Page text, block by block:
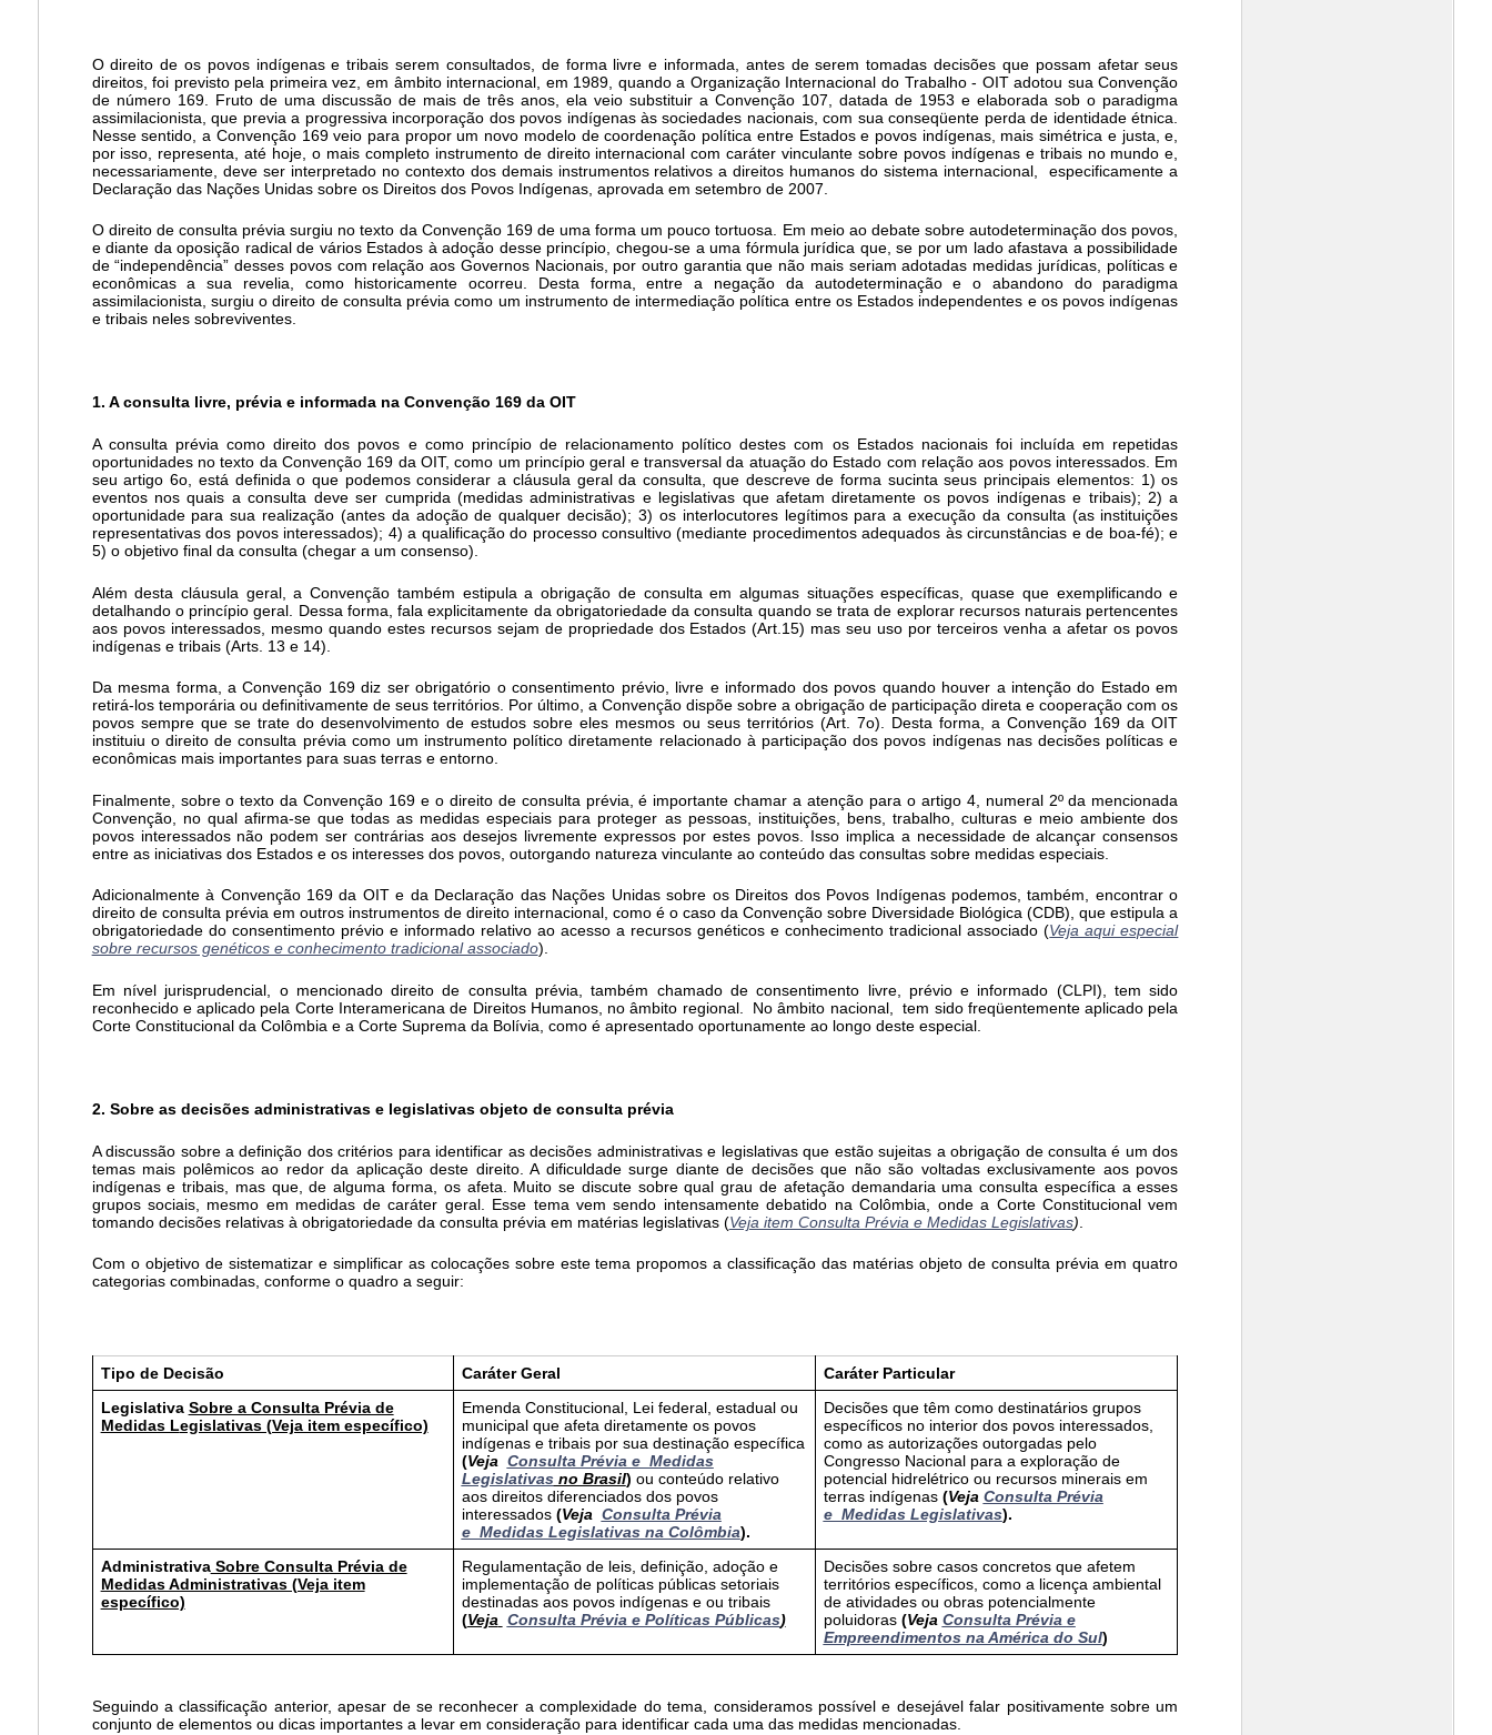
O direito de os povos indígenas e tribais serem consultados, de forma livre e informada, antes de serem tomadas decisões que possam afetar seus
direitos, foi previsto pela primeira vez, em âmbito internacional, em 1989, quando a Organização Internacional do Trabalho - OIT adotou sua Convenção
de número 169. Fruto de uma discussão de mais de três anos, ela veio substituir a Convenção 107, datada de 1953 e elaborada sob o paradigma
assimilacionista, que previa a progressiva incorporação dos povos indígenas às sociedades nacionais, com sua conseqüente perda de identidade étnica.
Nesse sentido, a Convenção 169 veio para propor um novo modelo de coordenação política entre Estados e povos indígenas, mais simétrica e justa, e,
por isso, representa, até hoje, o mais completo instrumento de direito internacional com caráter vinculante sobre povos indígenas e tribais no mundo e,
necessariamente, deve ser interpretado no contexto dos demais instrumentos relativos a direitos humanos do sistema internacional, especificamente a
Declaração das Nações Unidas sobre os Direitos dos Povos Indígenas, aprovada em setembro de 2007.
O direito de consulta prévia surgiu no texto da Convenção 169 de uma forma um pouco tortuosa. Em meio ao debate sobre autodeterminação dos povos,
e diante da oposição radical de vários Estados à adoção desse princípio, chegou-se a uma fórmula jurídica que, se por um lado afastava a possibilidade
de “independência” desses povos com relação aos Governos Nacionais, por outro garantia que não mais seriam adotadas medidas jurídicas, políticas e
econômicas a sua revelia, como historicamente ocorreu. Desta forma, entre a negação da autodeterminação e o abandono do paradigma
assimilacionista, surgiu o direito de consulta prévia como um instrumento de intermediação política entre os Estados independentes e os povos indígenas
e tribais neles sobreviventes.
1. A consulta livre, prévia e informada na Convenção 169 da OIT
A consulta prévia como direito dos povos e como princípio de relacionamento político destes com os Estados nacionais foi incluída em repetidas
oportunidades no texto da Convenção 169 da OIT, como um princípio geral e transversal da atuação do Estado com relação aos povos interessados. Em
seu artigo 6o, está definida o que podemos considerar a cláusula geral da consulta, que descreve de forma sucinta seus principais elementos: 1) os
eventos nos quais a consulta deve ser cumprida (medidas administrativas e legislativas que afetam diretamente os povos indígenas e tribais); 2) a
oportunidade para sua realização (antes da adoção de qualquer decisão); 3) os interlocutores legítimos para a execução da consulta (as instituições
representativas dos povos interessados); 4) a qualificação do processo consultivo (mediante procedimentos adequados às circunstâncias e de boa-fé); e
5) o objetivo final da consulta (chegar a um consenso).
Além desta cláusula geral, a Convenção também estipula a obrigação de consulta em algumas situações específicas, quase que exemplificando e
detalhando o princípio geral. Dessa forma, fala explicitamente da obrigatoriedade da consulta quando se trata de explorar recursos naturais pertencentes
aos povos interessados, mesmo quando estes recursos sejam de propriedade dos Estados (Art.15) mas seu uso por terceiros venha a afetar os povos
indígenas e tribais (Arts. 13 e 14).
Da mesma forma, a Convenção 169 diz ser obrigatório o consentimento prévio, livre e informado dos povos quando houver a intenção do Estado em
retirá-los temporária ou definitivamente de seus territórios. Por último, a Convenção dispõe sobre a obrigação de participação direta e cooperação com os
povos sempre que se trate do desenvolvimento de estudos sobre eles mesmos ou seus territórios (Art. 7o). Desta forma, a Convenção 169 da OIT
instituiu o direito de consulta prévia como um instrumento político diretamente relacionado à participação dos povos indígenas nas decisões políticas e
econômicas mais importantes para suas terras e entorno.
Finalmente, sobre o texto da Convenção 169 e o direito de consulta prévia, é importante chamar a atenção para o artigo 4, numeral 2º da mencionada
Convenção, no qual afirma-se que todas as medidas especiais para proteger as pessoas, instituições, bens, trabalho, culturas e meio ambiente dos
povos interessados não podem ser contrárias aos desejos livremente expressos por estes povos. Isso implica a necessidade de alcançar consensos
entre as iniciativas dos Estados e os interesses dos povos, outorgando natureza vinculante ao conteúdo das consultas sobre medidas especiais.
Adicionalmente à Convenção 169 da OIT e da Declaração das Nações Unidas sobre os Direitos dos Povos Indígenas podemos, também, encontrar o
direito de consulta prévia em outros instrumentos de direito internacional, como é o caso da Convenção sobre Diversidade Biológica (CDB), que estipula a
obrigatoriedade do consentimento prévio e informado relativo ao acesso a recursos genéticos e conhecimento tradicional associado (Veja aqui especial
sobre recursos genéticos e conhecimento tradicional associado).
Em nível jurisprudencial, o mencionado direito de consulta prévia, também chamado de consentimento livre, prévio e informado (CLPI), tem sido
reconhecido e aplicado pela Corte Interamericana de Direitos Humanos, no âmbito regional. No âmbito nacional, tem sido freqüentemente aplicado pela
Corte Constitucional da Colômbia e a Corte Suprema da Bolívia, como é apresentado oportunamente ao longo deste especial.
2. Sobre as decisões administrativas e legislativas objeto de consulta prévia
A discussão sobre a definição dos critérios para identificar as decisões administrativas e legislativas que estão sujeitas a obrigação de consulta é um dos
temas mais polêmicos ao redor da aplicação deste direito. A dificuldade surge diante de decisões que não são voltadas exclusivamente aos povos
indígenas e tribais, mas que, de alguma forma, os afeta. Muito se discute sobre qual grau de afetação demandaria uma consulta específica a esses
grupos sociais, mesmo em medidas de caráter geral. Esse tema vem sendo intensamente debatido na Colômbia, onde a Corte Constitucional vem
tomando decisões relativas à obrigatoriedade da consulta prévia em matérias legislativas (Veja item Consulta Prévia e Medidas Legislativas)
Com o objetivo de sistematizar e simplificar as colocações sobre este tema propomos a classificação das matérias objeto de consulta prévia em quatro
categorias combinadas, conforme o quadro a seguir:
Tipo de Decisão Caráter Geral
Caráter Particular
Legislativa Sobre a Consulta Prévia de
Medidas Legislativas (Veja item específico)
Emenda Constitucional, Lei federal, estadual ou
municipal que afeta diretamente os povos
indígenas e tribais por sua destinação específica
(Veja Consulta Prévia e_Medidas
Legislativasno Brasil) ou conteúdo relativo
aos direitos diferenciados dos povos
interessados (Veja Consulta Prévia
e_Medidas Legislativasna Colômbia).
Decisões que têm como destinatários grupos
específicos no interior dos povos interessados,
como as autorizações outorgadas pelo
Congresso Nacional para a exploração de
potencial hidrelétrico ou recursos minerais em
terras indígenas (Veja Consulta Prévia
e_Medidas Legislativas).
AdministrativaSobre Consulta Prévia de
Medidas Administrativas (Veja item
específico)
Regulamentação de leis, definição, adoção e
implementação de políticas públicas setoriais
destinadas aos povos indígenas e ou tribais
(Veja Consulta Prévia e Políticas Públicas)
Decisões sobre casos concretos que afetem
territórios específicos, como a licença ambiental
de atividades ou obras potencialmente
poluidoras (Veja Consulta Prévia e
Empreendimentos na América do Sul)
Seguindo a classificação anterior, apesar de se reconhecer a complexidade do tema, consideramos possível e desejável falar positivamente sobre um
conjunto de elementos ou dicas importantes a levar em consideração para identificar cada uma das medidas mencionadas.